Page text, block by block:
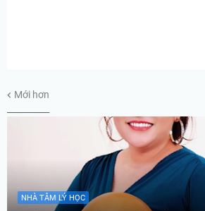
Mới hơn
NHÀ TÂM LÝ HỌC